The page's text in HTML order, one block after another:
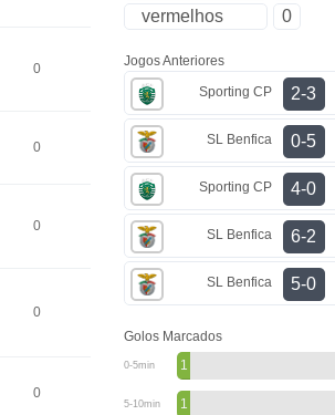
0
0
0
0
0
vermelhos
0
Jogos Anteriores
Sporting CP
2-3
SL Benfica 0-5
Sporting CP 4-0
SL Benfica 6-2
SL Benfica 5-0
Golos Marcados
0-5min 1
5-10min 1